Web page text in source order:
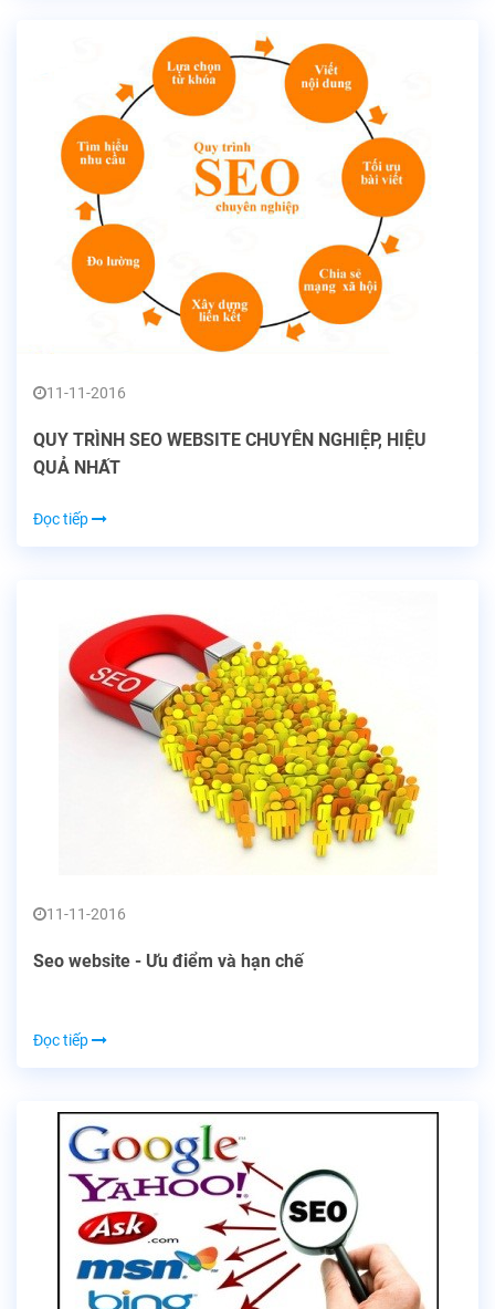
11-11-2016
QUY TRÌNH SEO WEBSITE CHUYÊN NGHIỆP, HIỆU
QUẢ NHẤT
Đọc tiếp
11-11-2016
Seo website - Ưu điểm và hạn chế
Đọc tiếp